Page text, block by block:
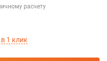
расчету
1 клик